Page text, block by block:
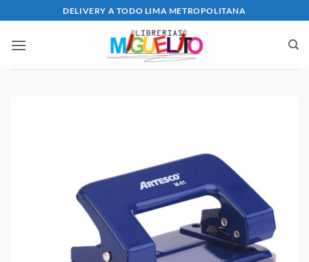
al
contenido
DELIVERY A TODO LIMA METROPOLITANA